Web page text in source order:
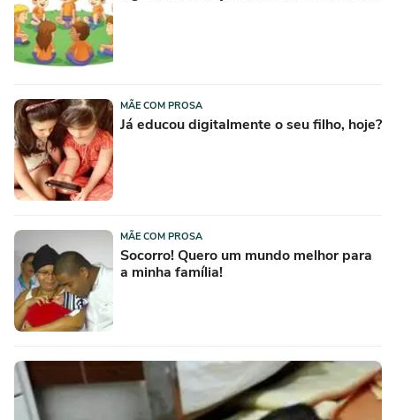
MÃE COM PROSA
Já educou digitalmente o seu filho, hoje?
MÃE COM PROSA
Socorro! Quero um mundo melhor para
a minha família!